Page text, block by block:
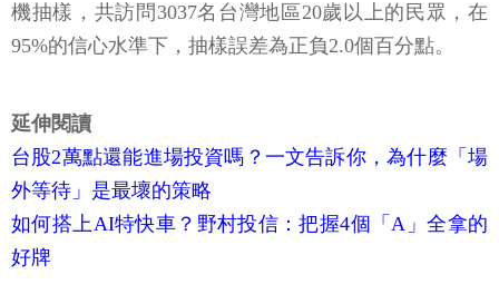
機抽樣，共訪問3037名台灣地區20歲以上的民眾，在
95%的信心水準下，抽樣誤差為正負2.0個百分點。
延伸閱讀
台股2萬點還能進場投資嗎？一文告訴你，為什麼「場
外等待」是最壞的策略
如何搭上AI特快車？野村投信：把握4個「A」全拿的
好牌